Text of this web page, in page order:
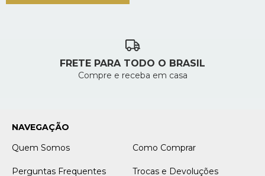
FRETE PARA TODO O BRASIL
Compre e receba em casa
NAVEGAÇÃO
Quem Somos
Como Comprar
Perguntas Frequentes Trocas e Devoluções